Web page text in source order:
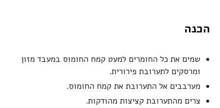
הכנה
שמים את כל החומרים למעט קמח החומוס במעבד מזון
ומרסקים לתערובת פירורית.
מערבבים אל התערובת את קמח החומוס.
צרים מהתערובת קציצות מהודקות.